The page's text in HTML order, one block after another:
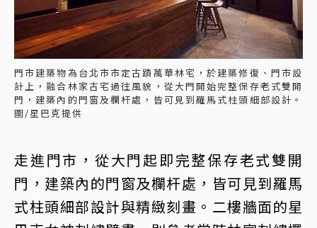
門市建築物為台北市市定古蹟萬華林宅，於建築修復、門市設
計上，融合林家古宅過往風貌，從大門開始完整保存老式雙開
門，建築內的門窗及欄杆處，皆可見到羅馬式柱頭細部設計。
圖/星巴克提供
走進門市，從大門起即完整保存老式雙開
門，建築內的門窗及欄杆處，皆可見到羅馬
式柱頭細部設計與精緻刻畫。二樓牆面的星